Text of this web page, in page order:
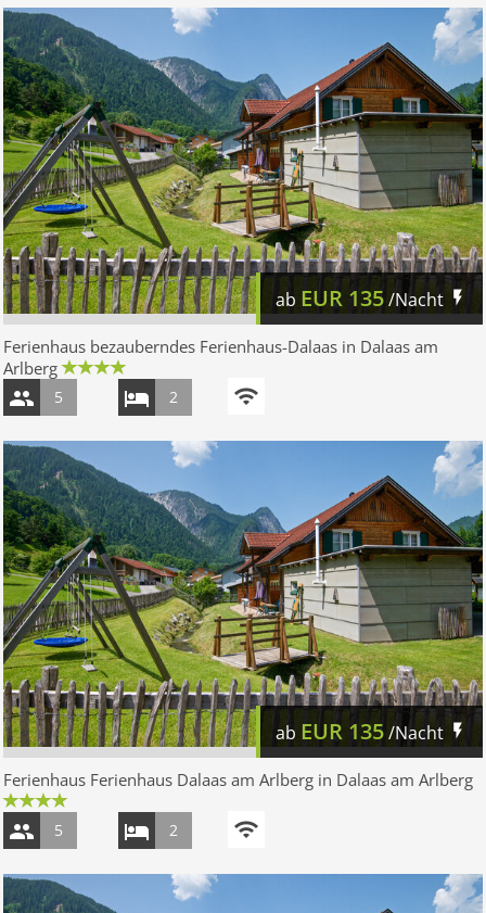
ab EUR 135/Nacht
Ferienhaus bezauberndes Ferienhaus-Dalaas in Dalaas am
Arlberg
5 2
ab EUR 135/Nacht
Ferienhaus Ferienhaus Dalaas am Arlberg in Dalaas am Arlberg
5 2